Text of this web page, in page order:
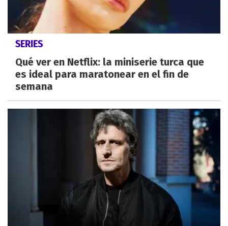
SERIES
Qué ver en Netflix: la miniserie turca que
es ideal para maratonear en el fin de
semana